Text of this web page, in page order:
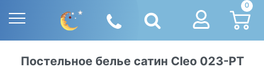
0
Постельное белье сатин Cleo 023-PT